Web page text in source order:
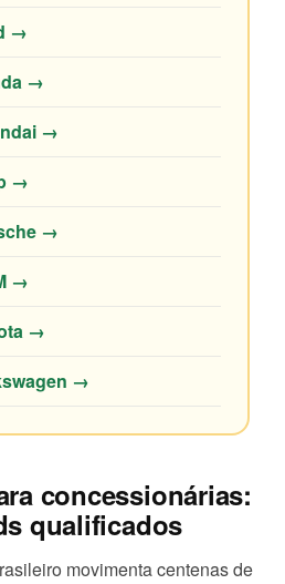
→
→
→
→
→
→
→
→
concessionárias:
qualificados
movimenta centenas de